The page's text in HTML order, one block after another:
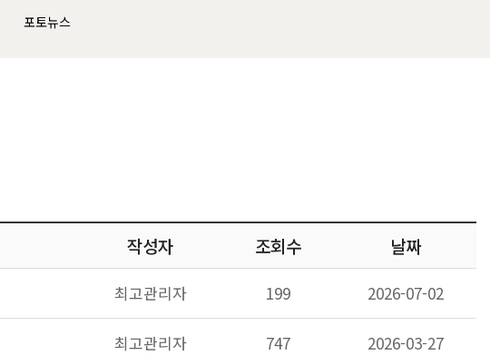
포토뉴스
작성자 조회수 날짜
최고관리자 199 2026-07-02
최고관리자 747 2026-03-27